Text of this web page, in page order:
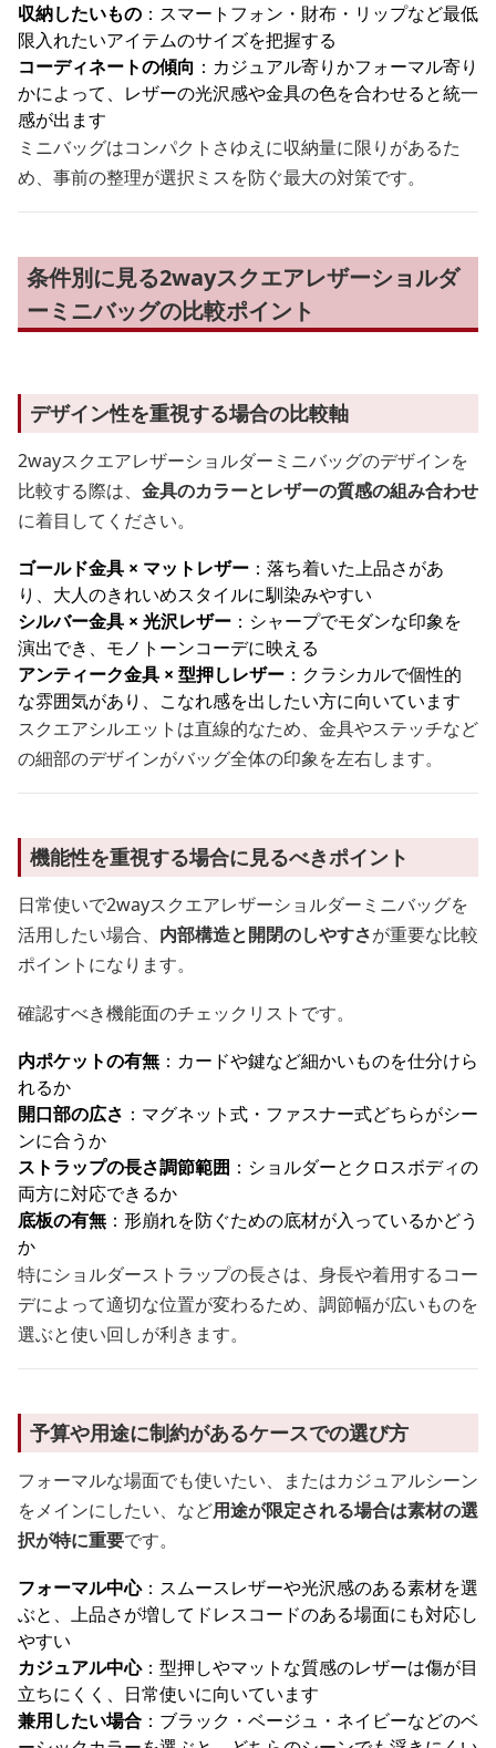
収納したいもの ：スマートフォン・財布・リップなど最低
限入れたいアイテムのサイズを把握する
コーディネートの傾向 ：カジュアル寄りかフォーマル寄り
かによって、レザーの光沢感や金具の色を合わせると統一
感が出ます
ミニバッグはコンパクトさゆえに収納量に限りがあるた
め、事前の整理が選択ミスを防ぐ最大の対策です。
条件別に見る2wayスクエアレザーショルダ
ーミニバッグの比較ポイント
デザイン性を重視する場合の比較軸
2wayスクエアレザーショルダーミニバッグのデザインを
比較する際は、 金具のカラーとレザーの質感の組み合わせ
に着目してください。
ゴールド金具 × マットレザー ：落ち着いた上品さがあ
り、大人のきれいめスタイルに馴染みやすい
シルバー金具 × 光沢レザー ：シャープでモダンな印象を
演出でき、モノトーンコーデに映える
アンティーク金具 × 型押しレザー ：クラシカルで個性的
な雰囲気があり、こなれ感を出したい方に向いています
スクエアシルエットは直線的なため、金具やステッチなど
の細部のデザインがバッグ全体の印象を左右します。
機能性を重視する場合に見るべきポイント
日常使いで2wayスクエアレザーショルダーミニバッグを
活用したい場合、 内部構造と開閉のしやすさが重要な比較
ポイントになります。
確認すべき機能面のチェックリストです。
内ポケットの有無 ：カードや鍵など細かいものを仕分けら
れるか
開口部の広さ ：マグネット式・ファスナー式どちらがシー
ンに合うか
ストラップの長さ調節範囲 ：ショルダーとクロスボディの
両方に対応できるか
底板の有無 ：形崩れを防ぐための底材が入っているかどう
か
特にショルダーストラップの長さは、身長や着用するコー
デによって適切な位置が変わるため、調節幅が広いものを
選ぶと使い回しが利きます。
予算や用途に制約があるケースでの選び方
フォーマルな場面でも使いたい、またはカジュアルシーン
をメインにしたい、など用途が限定される場合は素材の選
択が特に重要です。
フォーマル中心：スムースレザーや光沢感のある素材を選
ぶと、上品さが増してドレスコードのある場面にも対応し
やすい
カジュアル中心：型押しやマットな質感のレザーは傷が目
立ちにくく、日常使いに向いています
兼用したい場合 ：ブラック・ベージュ・ネイビーなどのベ